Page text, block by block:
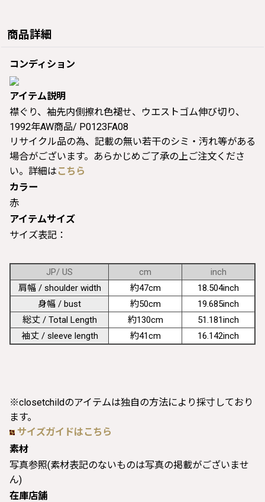
商品詳細
コンディション
アイテム説明
襟ぐり、袖先内側擦れ色褪せ、ウエストゴム伸び切り、
1992年AW商品/ P0123FA08
リサイクル品の為、記載の無い若干のシミ・汚れ等がある
場合がございます。あらかじめご了承の上ご注文くださ
い。詳細は こちら
カラー
赤
アイテムサイズ
サイズ表記：
JP/ US cm
inch
肩幅 / shoulder width
約47cm
18.504inch
身幅 / bust
約50cm
19.685inch
総丈 / Total Length
約130cm
51.181inch
袖丈 / sleeve length
約41cm 16.142inch
※closetchildのアイテムは独自の方法により採寸しており
ます。
サイズガイドはこちら
素材
写真参照(素材表記のないものは写真の掲載がございませ
ん)
在庫店舗